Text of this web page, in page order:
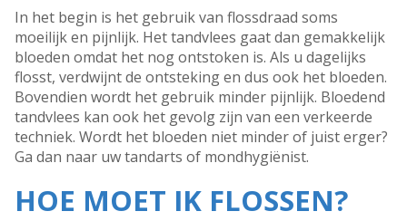
In het begin is het gebruik van flossdraad soms
moeilijk en pijnlijk. Het tandvlees gaat dan gemakkelijk
bloeden omdat het nog ontstoken is. Als u dagelijks
flosst, verdwijnt de ontsteking en dus ook het bloeden.
Bovendien wordt het gebruik minder pijnlijk. Bloedend
tandvlees kan ook het gevolg zijn van een verkeerde
techniek. Wordt het bloeden niet minder of juist erger?
Ga dan naar uw tandarts of mondhygiënist.
HOE MOET IK FLOSSEN?